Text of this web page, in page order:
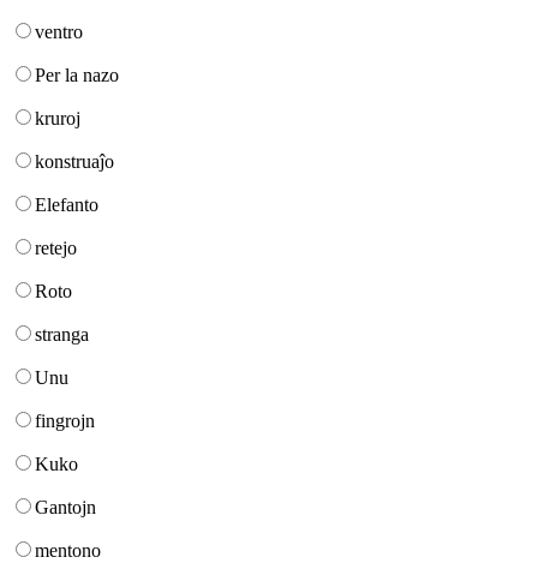
ventro
Per la nazo
kruroj
konstruaĵo
Elefanto
retejo
Roto
stranga
Unu
fingrojn
Kuko
Gantojn
mentono